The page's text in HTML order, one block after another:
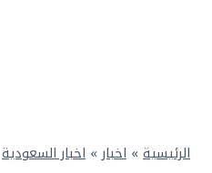
الرئيسية » اخبار » اخبار السعودية